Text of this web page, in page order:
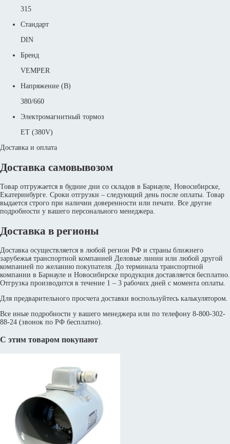
315
Стандарт
DIN
Бренд
VEMPER
Напряжение (В)
380/660
Электромагнитный тормоз
ET (380V)
Доставка и оплата
Доставка самовывозом
Товар отгружается в будние дни со складов в Барнауле, Новосибирске,
Екатеринбурге. Сроки отгрузки – следующий день после оплаты. Товар
выдается строго при наличии доверенности или печати. Все другие
подробности у вашего персонального менеджера.
Доставка в регионы
Доставка осуществляется в любой регион РФ и страны ближнего
зарубежья транспортной компанией Деловые линии или любой другой
компанией по желанию покупателя. До терминала транспортной
компании в Барнауле и Новосибирске продукция доставляется бесплатно.
Отгрузка производится в течение 1 – 3 рабочих дней с момента оплаты.
Для предварительного просчета доставки воспользуйтесь калькулятором.
Все иные подробности у вашего менеджера или по телефону 8-800-302-
88-24 (звонок по РФ бесплатно).
С этим товаром покупают